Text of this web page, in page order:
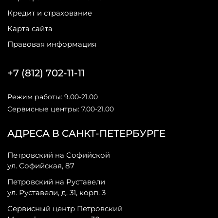
Кредит и страхование
Карта сайта
Правовая информация
АДРЕСА В САНКТ-ПЕТЕРБУРГЕ
Петровский на Софийской
ул. Софийская, 87
Петровский на Руставели
ул. Руставели, д. 31, корп. 3
Сервисный центр Петровский
+7 (812) 702-11-11
Режим работы: 9.00-21.00
Сервисные центры: 7.00-21.00